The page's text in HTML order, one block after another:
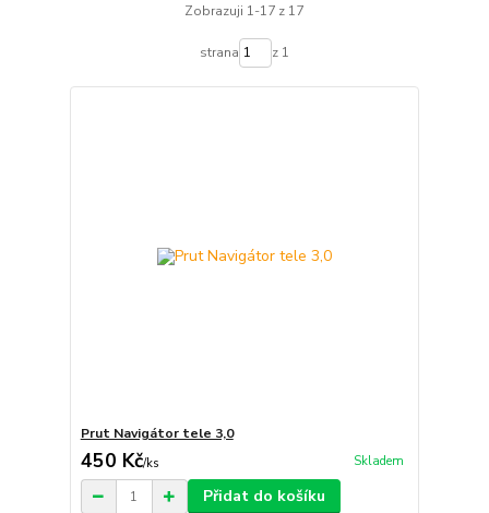
Zobrazuji 1-17 z 17
strana z 1
Prut Navigátor tele 3,0
450 Kč/ks Skladem
Přidat do košíku